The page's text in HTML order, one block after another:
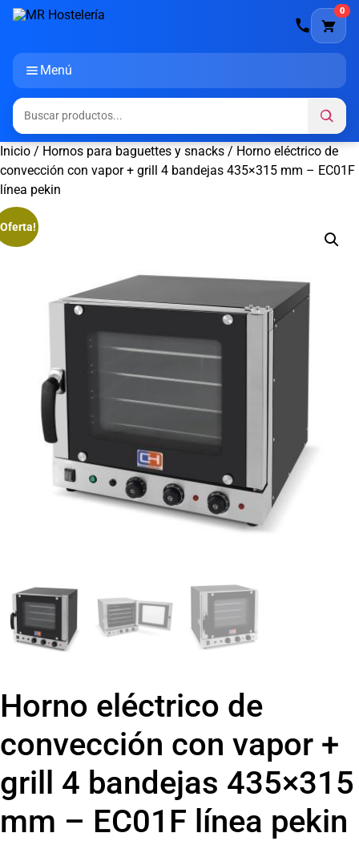
Menú
0
Inicio / Hornos para baguettes y snacks / Horno eléctrico de
convección con vapor + grill 4 bandejas 435×315 mm – EC01F
línea pekin
Horno eléctrico de
convección con vapor +
grill 4 bandejas 435×315
mm – EC01F línea pekin